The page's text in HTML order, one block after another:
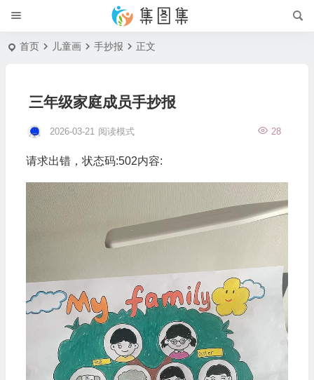
首页 儿童画 手抄报 正文
三年级家庭成员手抄报
2026-03-21 28
阅读模式
请求出错，状态码:502内容: